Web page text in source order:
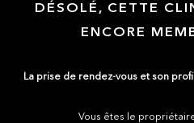
DÉSOLÉ, CETTE
ENCORE
La prise de rendez-vous et son
Vous êtes le